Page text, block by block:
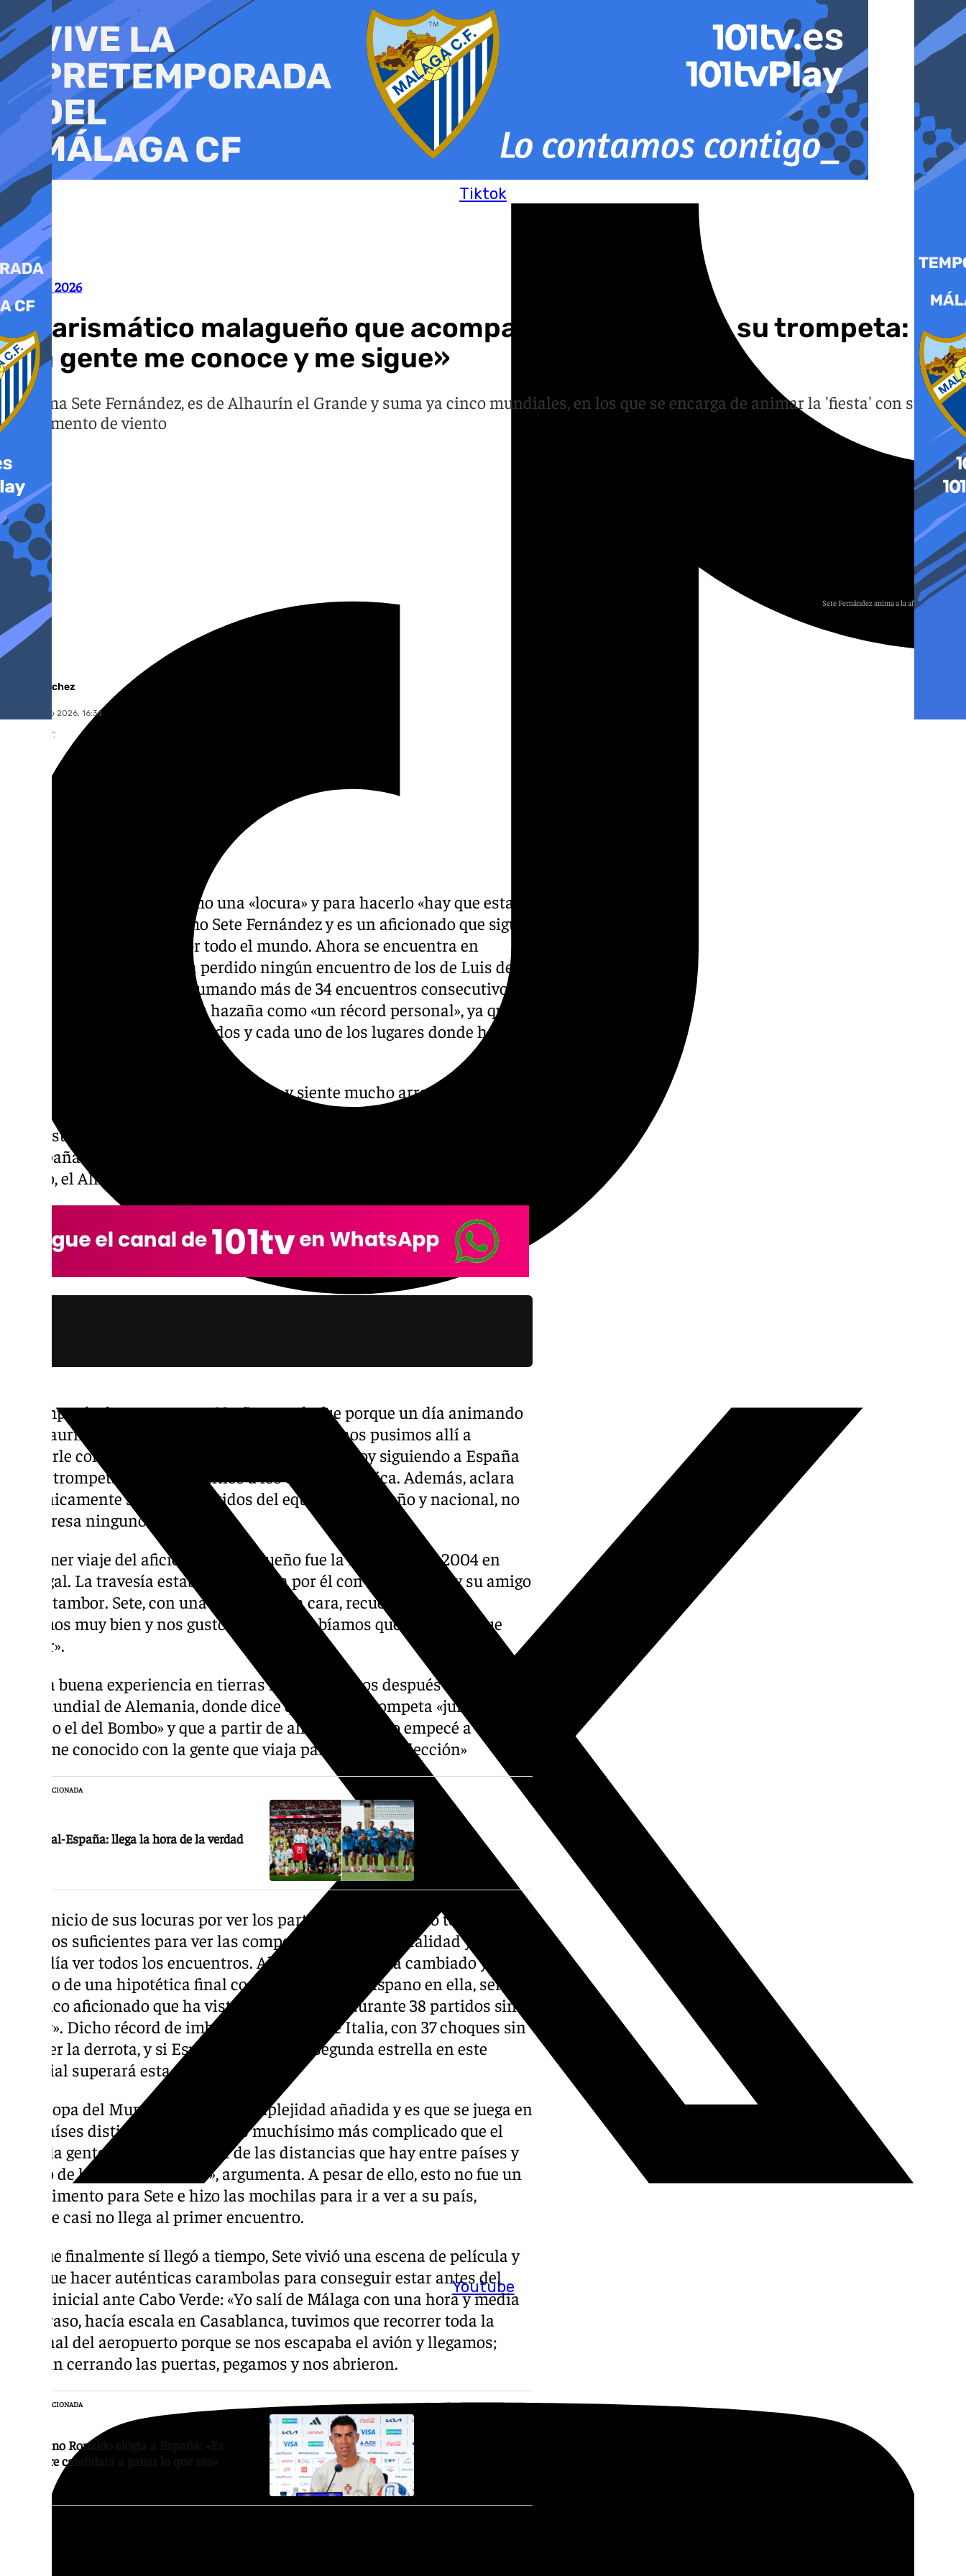
al
contenido
Tiktok
Youtube
Mundial 2026
El carismático malagueño que acompaña a España con su trompeta:
«La gente me conoce y me sigue»
Se llama Sete Fernández, es de Alhaurín el Grande y suma ya cinco mundiales, en los que se encarga de animar la 'fiesta' con su
instrumento de viento
Sete Fernández anima a la afición española
Jairo Sánchez
lunes, 6 julio 2026, 16:34
Compartir:
Él describe lo que hace como una «locura» y para hacerlo «hay que estar
loco». Se hace conocer como Sete Fernández y es un aficionado que sigue
a la selección española por todo el mundo. Ahora se encuentra en
Estados Unidos y no se ha perdido ningún encuentro de los de Luis de
La Fuente hasta la fecha, sumando más de 34 encuentros consecutivos.
Este aficionado reconoce su hazaña como «un récord personal», ya que
ha estado con el equipo en todos y cada uno de los lugares donde ha
Sete es natural de la ciudad de Málaga y siente mucho arraigo por su
tierra: «Llevar la esencia malagueña por todos los sitios del mundo me
hace estar súper orgulloso de ello». Toda esta historia de ir a ver partidos
de España por todas las partes del mundo comenzó con su pasión por su
equipo, el Alhaurino.
«Yo empecé a hacer esto con 18 años y todo fue porque un día animando
al Alhaurino, en los play-off de ascenso a 2ª B, nos pusimos allí a
animarle con trompetas y tambores, y por eso estoy siguiendo a España
con la trompeta a todos los sitios a los que va», explica. Además, aclara
que únicamente sigue los partidos del equipo malagueño y nacional, no
le interesa ninguno más.
El primer viaje del aficionado malagueño fue la Eurocopa de 2004 en
Portugal. La travesía estaba compuesta por él con la trompeta y su amigo
con el tambor. Sete, con una sonrisa en la cara, recuerda: «nos lo
pasamos muy bien y nos gustó tanto que sabíamos que teníamos que
repetir».
Tras la buena experiencia en tierras lusas, dos años después decidieron
ir al Mundial de Alemania, donde dice que tocó la trompeta «junto a
Manolo el del Bombo» y que a partir de ahí «fue cuando empecé a
hacerme conocido con la gente que viaja para ver a la selección»
NOTICIA RELACIONADA
Portugal-España: llega la hora de la verdad
En el inicio de sus locuras por ver los partidos de España no tenía los
recursos suficientes para ver las competiciones en su totalidad y por ello
no podía ver todos los encuentros. Ahora la historia ha cambiado y Sete,
en caso de una hipotética final con el combinado hispano en ella, será
«el único aficionado que ha visto a su selección durante 38 partidos sin
perder». Dicho récord de imbatibilidad lo tiene Italia, con 37 choques sin
conocer la derrota, y si España consigue la segunda estrella en este
Mundial superará esta cifra.
Esta Copa del Mundo tiene una complejidad añadida y es que se juega en
tres países distintos. «Este año es muchísimo más complicado que el
resto, la gente no es consciente de las distancias que hay entre países y
dentro de los propios países», argumenta. A pesar de ello, esto no fue un
impedimento para Sete e hizo las mochilas para ir a ver a su país,
aunque casi no llega al primer encuentro.
Aunque finalmente sí llegó a tiempo, Sete vivió una escena de película y
tuvo que hacer auténticas carambolas para conseguir estar antes del
pitido inicial ante Cabo Verde: «Yo salí de Málaga con una hora y media
de retraso, hacía escala en Casablanca, tuvimos que recorrer toda la
terminal del aeropuerto porque se nos escapaba el avión y llegamos;
estaban cerrando las puertas, pegamos y nos abrieron.
NOTICIA RELACIONADA
Cristiano Ronaldo elogia a España: «Es
siempre candidata a ganar lo que sea»